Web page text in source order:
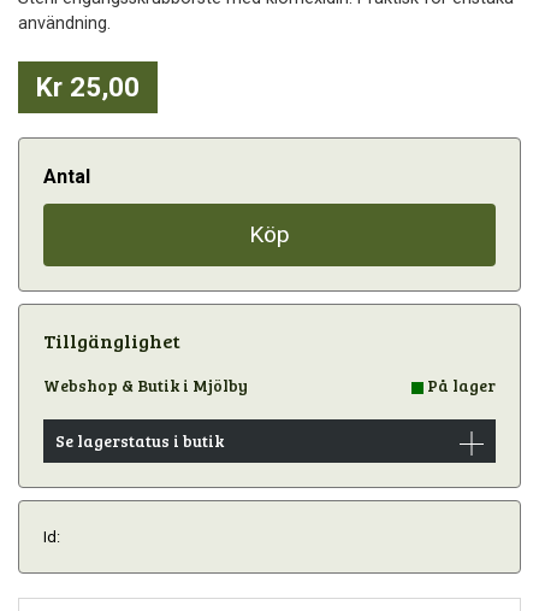
användning.
Kr 25,00
Antal
Köp
Tillgänglighet
Webshop & Butik i Mjölby På lager
Se lagerstatus i butik
Id: